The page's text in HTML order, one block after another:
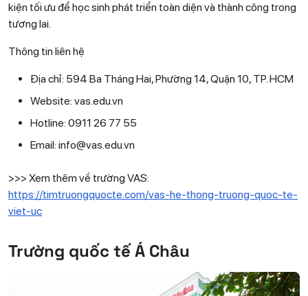
kiện tối ưu để học sinh phát triển toàn diện và thành công trong
tương lai.
Thông tin liên hệ
Địa chỉ: 594 Ba Tháng Hai, Phường 14, Quận 10, TP. HCM
Website: vas.edu.vn
Hotline: 0911 26 77 55
Email: info@vas.edu.vn
>>> Xem thêm về trường VAS:
https://timtruongquocte.com/vas-he-thong-truong-quoc-te-
viet-uc
Trường quốc tế Á Châu